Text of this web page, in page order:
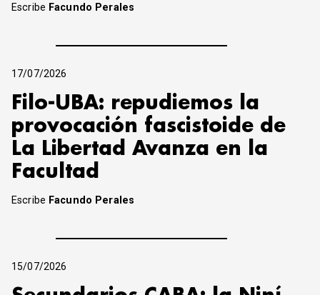
Escribe Facundo Perales
17/07/2026
Filo-UBA: repudiemos la
provocación fascistoide de
La Libertad Avanza en la
Facultad
Escribe Facundo Perales
15/07/2026